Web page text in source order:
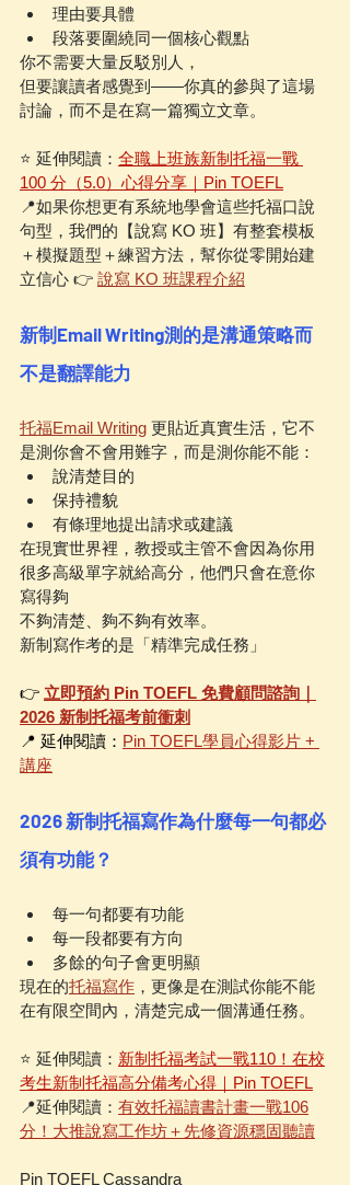
理由要具體
段落要圍繞同一個核心觀點
你不需要大量反駁別人，
但要讓讀者感覺到——你真的參與了這場
討論，而不是在寫一篇獨立文章。
⭐️ 延伸閱讀： 全職上班族新制托福一戰
100 分（5.0）心得分享｜Pin TOEFL
📍如果你想更有系統地學會這些托福口說
句型，我們的【說寫 KO 班】有整套模板
＋模擬題型＋練習方法，幫你從零開始建
立信心 👉 說寫 KO 班課程介紹
新制Email Writing測的是溝通策略而
不是翻譯能力
托福Email Writing 更貼近真實生活，它不
是測你會不會用難字，而是測你能不能：
說清楚目的
保持禮貌
有條理地提出請求或建議
在現實世界裡，教授或主管不會因為你用
很多高級單字就給高分，他們只會在意你
寫得夠
不夠清楚、夠不夠有效率。
新制寫作考的是「精準完成任務」
👉 立即預約 Pin TOEFL 免費顧問諮詢｜
2026 新制托福考前衝刺
📍 延伸閱讀： Pin TOEFL學員心得影片 +
講座
2026 新制托福寫作為什麼每一句都必
須有功能？
每一句都要有功能
每一段都要有方向
多餘的句子會更明顯
現在的托福寫作 ，更像是在測試你能不能
在有限空間內，清楚完成一個溝通任務。
⭐️ 延伸閱讀： 新制托福考試一戰110！在校
考生新制托福高分備考心得｜Pin TOEFL
📍延伸閱讀： 有效托福讀書計畫一戰106
分！大推說寫工作坊＋先修資源穩固聽讀
Pin TOEFL Cassandra